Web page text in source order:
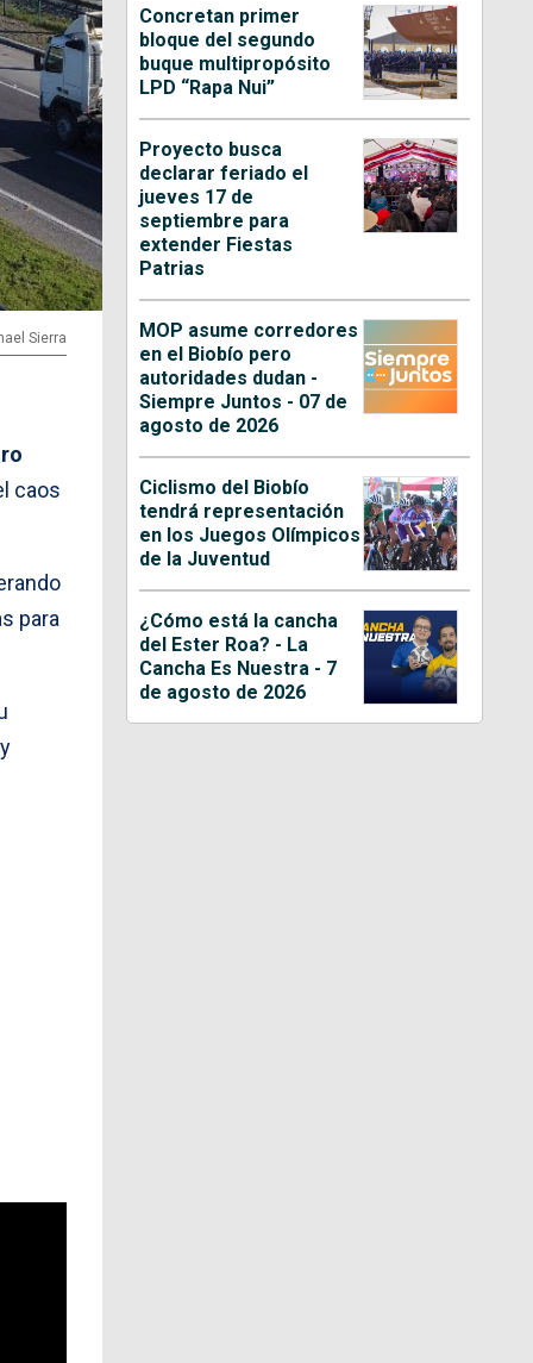
Sierra
caos
para
Concretan primer
bloque del segundo
buque multipropósito
LPD “Rapa Nui”
Proyecto busca
declarar feriado el
jueves 17 de
septiembre para
extender Fiestas
Patrias
MOP asume corredores
en el Biobío pero
autoridades dudan -
Siempre Juntos - 07 de
agosto de 2026
Ciclismo del Biobío
tendrá representación
en los Juegos Olímpicos
de la Juventud
¿Cómo está la cancha
del Ester Roa? - La
Cancha Es Nuestra - 7
de agosto de 2026